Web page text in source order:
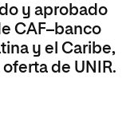
y aprobado
CAF–banco
y el Caribe,
de UNIR.